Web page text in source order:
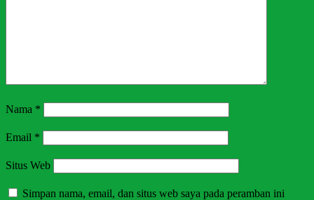
Nama *
Email *
Situs Web
Simpan nama, email, dan situs web saya pada peramban ini